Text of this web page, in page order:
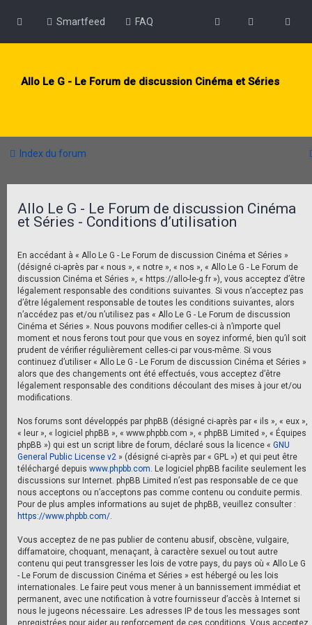
Smartfeed FAQ
Allo Le G - Le Forum de discussion Cinéma et Séries
Index du forum
Allo Le G - Le Forum de discussion Cinéma
et Séries - Conditions d’utilisation
En accédant à « Allo Le G - Le Forum de discussion Cinéma et Séries »
(désigné ci-après par « nous », « notre », « nos », « Allo Le G - Le Forum de
discussion Cinéma et Séries », « https://allo-le-g.fr »), vous acceptez d’être
légalement responsable des conditions suivantes. Si vous n’acceptez pas
d’être légalement responsable de toutes les conditions suivantes, alors
n’accédez pas et/ou n’utilisez pas « Allo Le G - Le Forum de discussion
Cinéma et Séries ». Nous pouvons modifier celles-ci à n’importe quel
moment et nous ferons tout pour que vous en soyez informé, bien qu’il soit
prudent de vérifier régulièrement celles-ci par vous-même. Si vous
continuez d’utiliser « Allo Le G - Le Forum de discussion Cinéma et Séries »
alors que des changements ont été effectués, vous acceptez d’être
légalement responsable des conditions découlant des mises à jour et/ou
modifications.
Nos forums sont développés par phpBB (désigné ci-après par « ils », « eux »,
« leur », « logiciel phpBB », « www.phpbb.com », « phpBB Limited », « Équipes
phpBB ») qui est un script libre de forum, déclaré sous la licence « GNU
General Public License v2 » (désigné ci-après par « GPL ») et qui peut être
téléchargé depuis www.phpbb.com . Le logiciel phpBB facilite seulement les
discussions sur Internet. phpBB Limited n’est pas responsable de ce que
nous acceptons ou n’acceptons pas comme contenu ou conduite permis.
Pour de plus amples informations au sujet de phpBB, veuillez consulter :
https://www.phpbb.com/
Vous acceptez de ne pas publier de contenu abusif, obscène, vulgaire,
diffamatoire, choquant, menaçant, à caractère sexuel ou tout autre
contenu qui peut transgresser les lois de votre pays, du pays où « Allo Le G
- Le Forum de discussion Cinéma et Séries » est hébergé ou les lois
internationales. Le faire peut vous mener à un bannissement immédiat et
permanent, avec une notification à votre fournisseur d’accès à Internet si
nous le jugeons nécessaire. Les adresses IP de tous les messages sont
enregistrées pour aider au renforcement de ces conditions. Vous acceptez